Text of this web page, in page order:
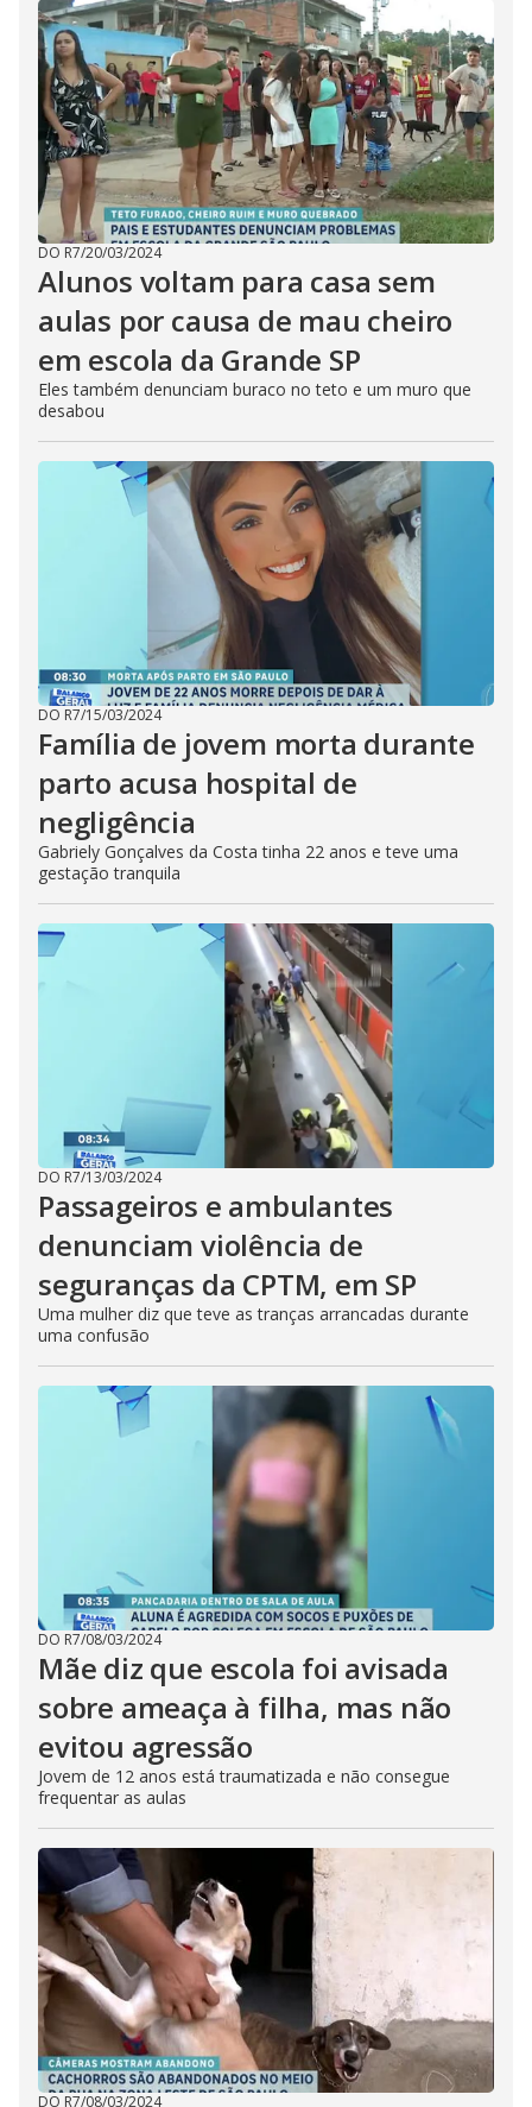
DO R7/20/03/2024
Alunos voltam para casa sem
aulas por causa de mau cheiro
em escola da Grande SP
Eles também denunciam buraco no teto e um muro que
desabou
DO R7/15/03/2024
Família de jovem morta durante
parto acusa hospital de
negligência
Gabriely Gonçalves da Costa tinha 22 anos e teve uma
gestação tranquila
DO R7/13/03/2024
Passageiros e ambulantes
denunciam violência de
seguranças da CPTM, em SP
Uma mulher diz que teve as tranças arrancadas durante
uma confusão
DO R7/08/03/2024
Mãe diz que escola foi avisada
sobre ameaça à filha, mas não
evitou agressão
Jovem de 12 anos está traumatizada e não consegue
frequentar as aulas
DO R7/08/03/2024